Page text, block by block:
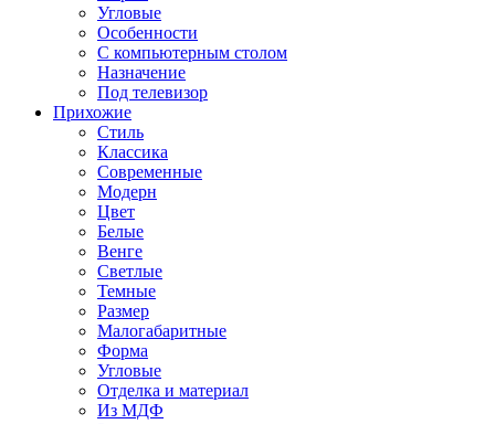
Угловые
Особенности
С компьютерным столом
Назначение
Под телевизор
Прихожие
Стиль
Классика
Современные
Модерн
Цвет
Белые
Венге
Светлые
Темные
Размер
Малогабаритные
Форма
Угловые
Отделка и материал
Из МДФ